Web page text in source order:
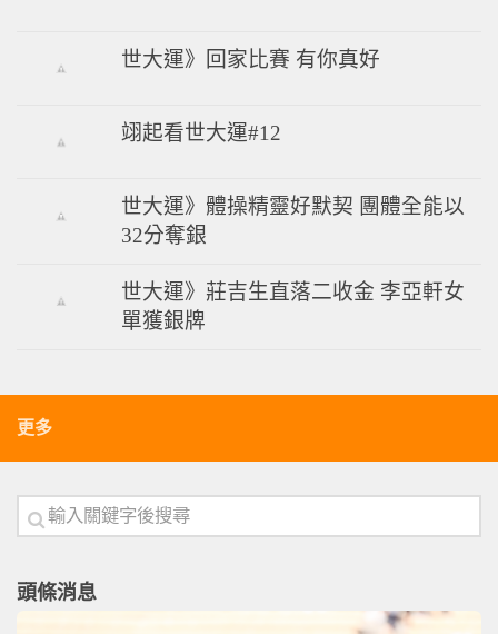
世大運》回家比賽 有你真好
翊起看世大運#12
世大運》體操精靈好默契 團體全能以
32分奪銀
世大運》莊吉生直落二收金 李亞軒女
單獲銀牌
更多
頭條消息